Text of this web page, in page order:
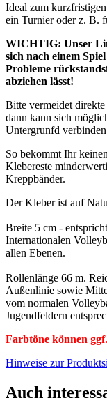
Ideal zum
ein Turnier oder z. B.
WICHTIG: Unser
sich nach einem Spiel
Probleme
abziehen lässt!
Bitte vermeidet
dann kann sich
Untergrunfd
So bekommt Ihr
Klebereste
Kreppbänder.
Der Kleber ist auf
Breite 5 cm -
Internationalen
allen Ebenen.
Rollenlänge 66 m.
Außenlinie sowie
vom normalen
Jugendfeldern
Farbtöne können
Hinweise zur
Auch